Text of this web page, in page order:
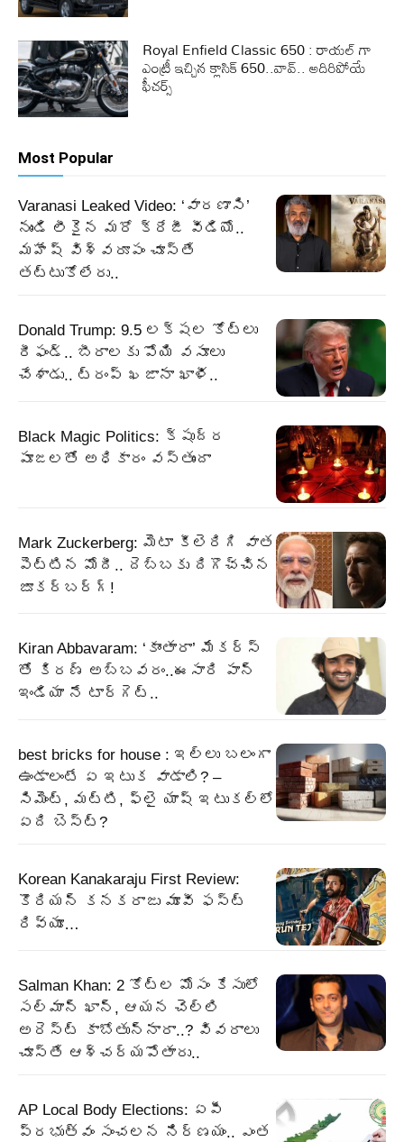
Royal Enfield Classic 650 : రాయల్ ‎గా
ఎంట్రీ ఇచ్చిన క్లాసిక్ 650..వావ్.. అదిరిపోయే
ఫీచర్స్
Most Popular
Varanasi Leaked Video: ‘వారణాసి’
నుండి లీకైన మరో క్రేజీ వీడియో..
మహేష్ విశ్వరూపం చూస్తే
తట్టుకోలేరు..
Donald Trump: 9.5 లక్షల కోట్లు
రీఫండ్‌.. బీరాలకు పోయి వసూలు
చేశాడు.. ట్రంప్‌ ఖజానా ఖాళీ..
Black Magic Politics: క్షుద్ర
పూజలతో అధికారం వస్తుందా
Mark Zuckerberg: మెటా కీలెరిగి వాత
పెట్టిన మోదీ.. దెబ్బకు దిగొచ్చిన
జూకర్‌బర్గ్‌!
Kiran Abbavaram: ‘కాంతారా’ మేకర్స్
తో కిరణ్ అబ్బవరం..ఈసారి పాన్
ఇండియా నే టార్గెట్..
best bricks for house : ఇల్లు బలంగా
ఉండాలంటే ఏ ఇటుక వాడాలి? –
సిమెంట్, మట్టి, ఫ్లై యాష్ ఇటుకల్లో
ఏది బెస్ట్?
Korean Kanakaraju First Review:
కొరియన్ కనకరాజు మూవీ ఫస్ట్
రివ్యూ…
Salman Khan: 2 కోట్ల మోసం కేసులో
సల్మాన్ ఖాన్, ఆయన చెల్లి
అరెస్ట్ కాబోతున్నారా..? వివరాలు
చూస్తే ఆశ్చర్యపోతారు..
AP Local Body Elections: ఏపీ
ప్రభుత్వం సంచలన నిర్ణయం.. ఎంత